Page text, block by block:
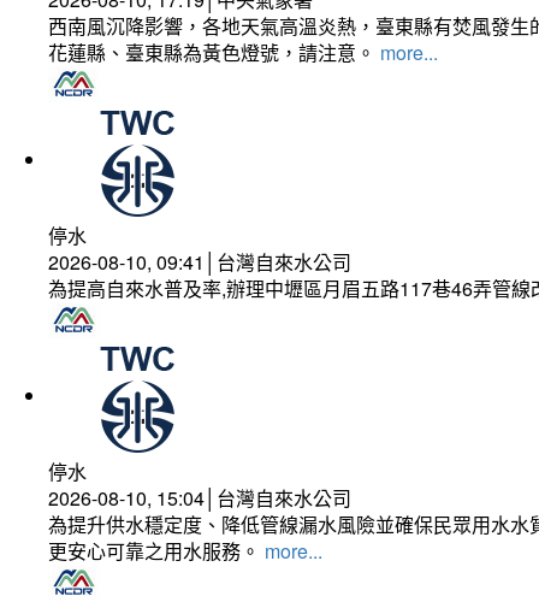
西南風沉降影響，各地天氣高溫炎熱，臺東縣有焚風發
花蓮縣、臺東縣為黃色燈號，請注意。 more...
停水
2026-08-10, 09:41│台灣自來水公司
為提高自來水普及率,辦理中壢區月眉五路117巷46弄管
停水
2026-08-10, 15:04│台灣自來水公司
為提升供水穩定度、降低管線漏水風險並確保民眾用水
更安心可靠之用水服務。 more...